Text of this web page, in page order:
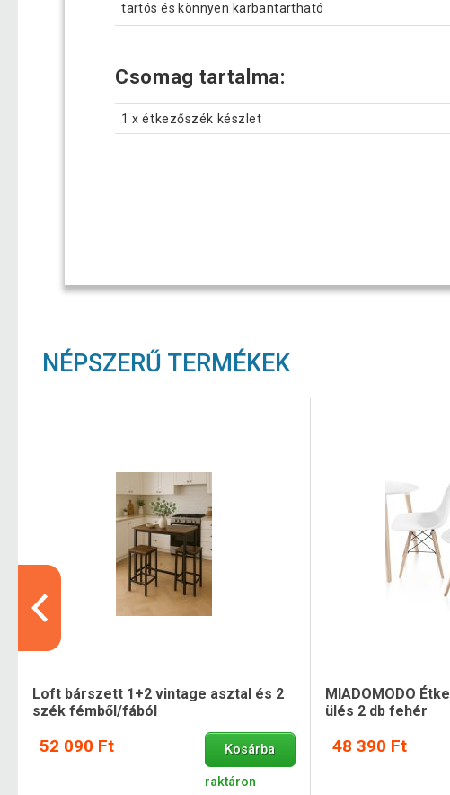
tartós és könnyen karbantartható
Csomag tartalma:
1 x étkezőszék készlet
NÉPSZERŰ TERMÉKEK
Loft bárszett 1+2 vintage asztal és 2
szék fémből/fából
52 090 Ft Kosárba
raktáron
MIADOMODO
ülés 2 db fehér
48 390 Ft